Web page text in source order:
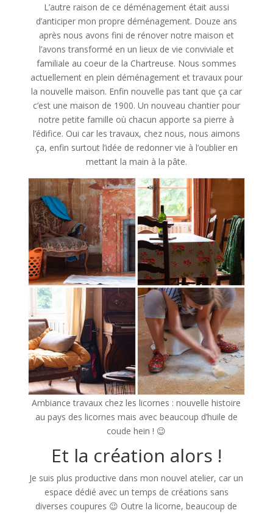
L’autre raison de ce déménagement était aussi
d’anticiper mon propre déménagement. Douze ans
après nous avons fini de rénover notre maison et
l’avons transformé en un lieux de vie conviviale et
familiale au coeur de la Chartreuse. Nous sommes
actuellement en plein déménagement et travaux pour
la nouvelle maison. Enfin nouvelle pas tant que ça car
c’est une maison de 1900. Un nouveau chantier pour
notre petite famille où chacun apporte sa pierre à
l’édifice. Oui car les travaux, chez nous, nous aimons
ça, enfin surtout l’idée de redonner vie à l’oublier en
mettant la main à la pâte.
Ambiance travaux chez les licornes : nouvelle histoire
au pays des licornes mais avec beaucoup d’huile de
coude hein ! 😉
Et la création alors !
Je suis plus productive dans mon nouvel atelier, car un
espace dédié avec un temps de créations sans
diverses coupures 😉 Outre la licorne, beaucoup de